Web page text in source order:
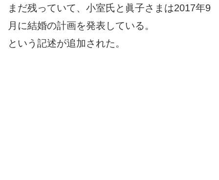
まだ残っていて、小室氏と眞子さまは2017年9
月に結婚の計画を発表している。
という記述が追加された。